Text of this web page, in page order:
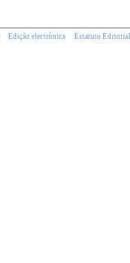
Edição electrónica Estatuto Editorial